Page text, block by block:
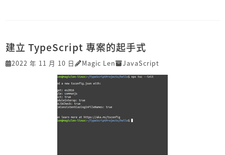
建立 TypeScript 專案的起手式
2022 年 11 月 10 日 Magic Len JavaScript